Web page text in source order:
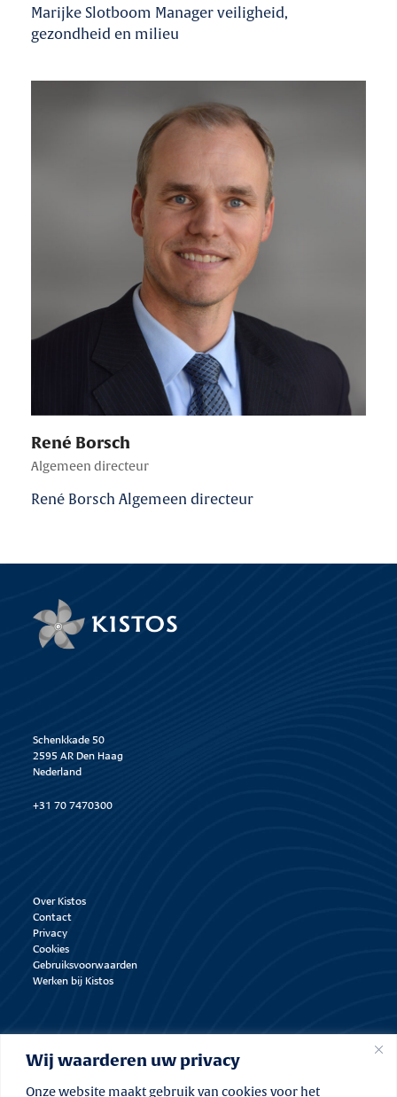
Wij waarderen uw privacy
Onze website maakt gebruik van cookies voor het
Marijke Slotboom Manager veiligheid,
gezondheid en milieu
René Borsch
Algemeen directeur
René Borsch Algemeen directeur
Schenkkade 50
2595 AR Den Haag
Nederland
+31 70 7470300
Over Kistos
Contact
Privacy
Cookies
Gebruiksvoorwaarden
Werken bij Kistos